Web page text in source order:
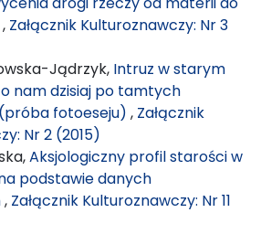
, Załącznik Kulturoznawczy: Nr 3
Jądrzyk, Intruz w starym
nam dzisiaj po tamtych
fotoeseju) , Załącznik
Nr 2 (2015)
Aksjologiczny profil starości w
podstawie danych
, Załącznik Kulturoznawczy: Nr 11